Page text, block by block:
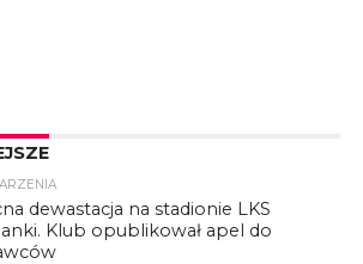
dewastacja na stadionie LKS
Klub opublikował apel do